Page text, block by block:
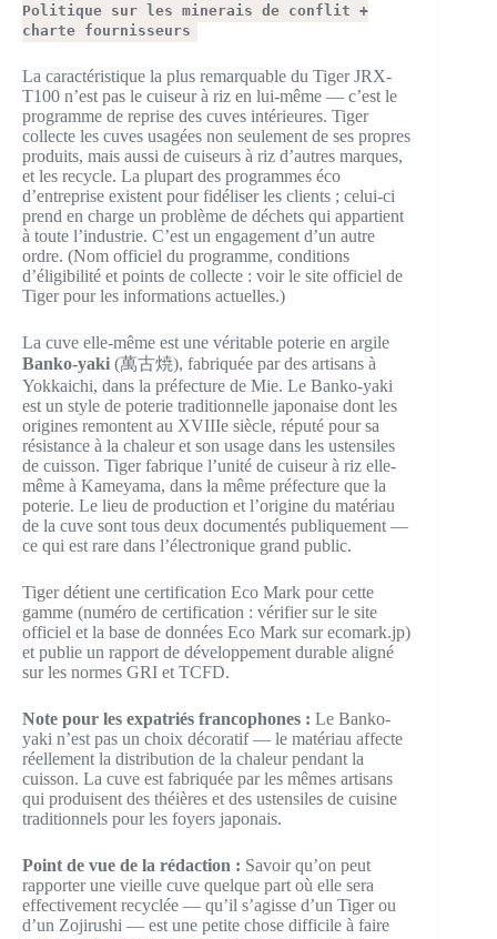
Politique sur les minerais de conflit +
charte fournisseurs
La caractéristique la plus remarquable du Tiger JRX-
T100 n’est pas le cuiseur à riz en lui-même — c’est le
programme de reprise des cuves intérieures. Tiger
collecte les cuves usagées non seulement de ses propres
produits, mais aussi de cuiseurs à riz d’autres marques,
et les recycle. La plupart des programmes éco
d’entreprise existent pour fidéliser les clients ; celui-ci
prend en charge un problème de déchets qui appartient
à toute l’industrie. C’est un engagement d’un autre
ordre. (Nom officiel du programme, conditions
d’éligibilité et points de collecte : voir le site officiel de
Tiger pour les informations actuelles.)
La cuve elle-même est une véritable poterie en argile
Banko-yaki (萬古焼), fabriquée par des artisans à
Yokkaichi, dans la préfecture de Mie. Le Banko-yaki
est un style de poterie traditionnelle japonaise dont les
origines remontent au XVIIIe siècle, réputé pour sa
résistance à la chaleur et son usage dans les ustensiles
de cuisson. Tiger fabrique l’unité de cuiseur à riz elle-
même à Kameyama, dans la même préfecture que la
poterie. Le lieu de production et l’origine du matériau
de la cuve sont tous deux documentés publiquement —
ce qui est rare dans l’électronique grand public.
Tiger détient une certification Eco Mark pour cette
gamme (numéro de certification : vérifier sur le site
officiel et la base de données Eco Mark sur ecomark.jp)
et publie un rapport de développement durable aligné
sur les normes GRI et TCFD.
Note pour les expatriés francophones : Le Banko-
yaki n’est pas un choix décoratif — le matériau affecte
réellement la distribution de la chaleur pendant la
cuisson. La cuve est fabriquée par les mêmes artisans
qui produisent des théières et des ustensiles de cuisine
traditionnels pour les foyers japonais.
Point de vue de la rédaction : Savoir qu’on peut
rapporter une vieille cuve quelque part où elle sera
effectivement recyclée — qu’il s’agisse d’un Tiger ou
d’un Zojirushi — est une petite chose difficile à faire